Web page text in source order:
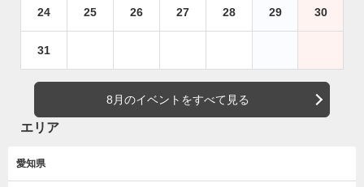
24 25 26 27 28 29 30
31
8月のイベントをすべて見る
エリア
愛知県